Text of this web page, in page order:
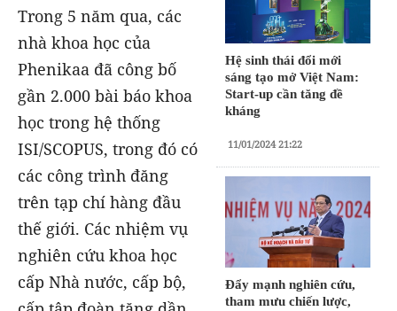
Hệ sinh thái đổi mới
sáng tạo mở Việt Nam:
Start-up cần tăng đề
kháng
11/01/2024 21:22
Đẩy mạnh nghiên cứu,
tham mưu chiến lược,
Trong 5 năm qua, các
nhà khoa học của
Phenikaa đã công bố
gần 2.000 bài báo khoa
học trong hệ thống
ISI/SCOPUS, trong đó có
các công trình đăng
trên tạp chí hàng đầu
thế giới. Các nhiệm vụ
nghiên cứu khoa học
cấp Nhà nước, cấp bộ,